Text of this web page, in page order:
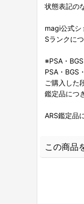
状態表記の
magi公式シ
Sランクに
※PSA・
PSA・BGS
ご購入した
鑑定品につ
ARS鑑定品
この商品